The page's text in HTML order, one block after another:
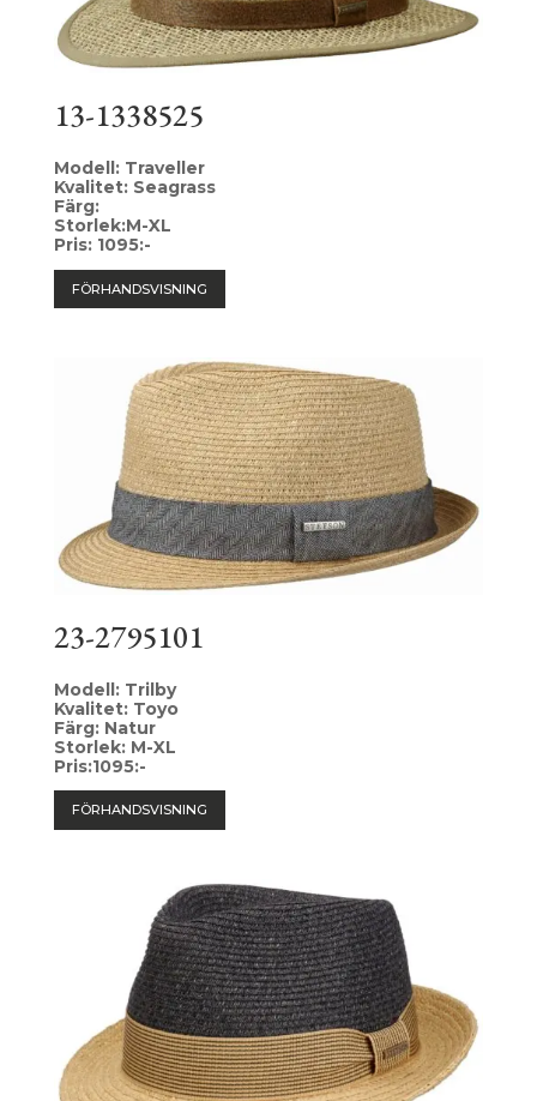
13-1338525
Modell: Traveller
Kvalitet: Seagrass
Färg:
Storlek:M-XL
Pris: 1095:-
FÖRHANDSVISNING
23-2795101
Modell: Trilby
Kvalitet: Toyo
Färg: Natur
Storlek: M-XL
Pris:1095:-
FÖRHANDSVISNING